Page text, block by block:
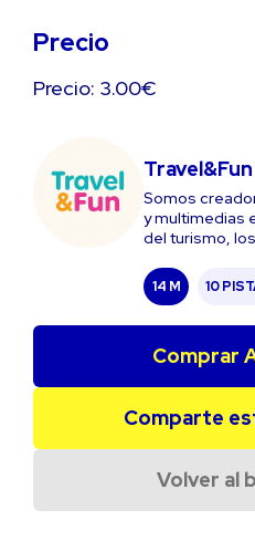
Precio
Precio: 3.00€
Travel&Fun
Somos
y multimedias
del turismo,
14 M 10
Comprar
Comparte
Volver al